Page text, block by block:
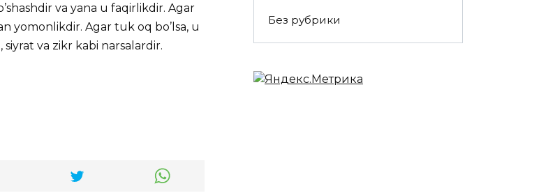
va yana u faqirlikdir. Agar
yomonlikdir. Agar tuk oq bo’lsa, u
va zikr kabi narsalardir.
Без рубрики